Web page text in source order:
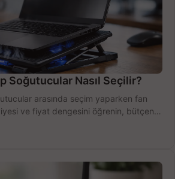
Soğutucular Nasıl Seçilir?
arasında seçim yaparken fan
ve fiyat dengesini öğrenin, bütçenizi